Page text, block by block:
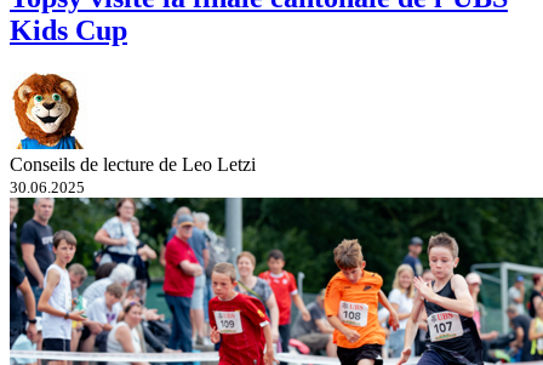
Kids Cup
Conseils de lecture de Leo Letzi
30.06.2025